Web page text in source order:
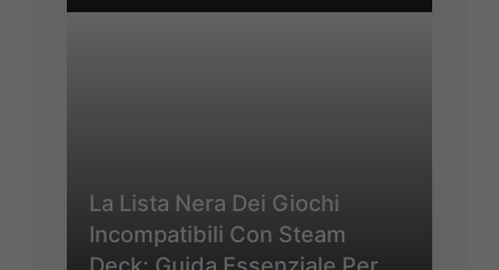
La Lista Nera Dei Giochi
Incompatibili Con Steam